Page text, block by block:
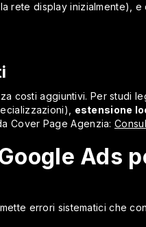
rete display inizialmente),
costi aggiuntivi. Per studi
estensione
Cover Page Agenzia:
Ads
errori sistematici che